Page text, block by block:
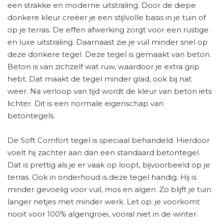
een strakke en moderne uitstraling. Door de diepe
donkere kleur creëer je een stijlvolle basis in je tuin of
op je terras. De effen afwerking zorgt voor een rustige
en luxe uitstraling. Daarnaast zie je vuil minder snel op
deze donkere tegel. Deze tegel is gemaakt van beton.
Beton is van zichzelf wat ruw, waardoor je extra grip
hebt. Dat maakt de tegel minder glad, ook bij nat
weer. Na verloop van tijd wordt de kleur van beton iets
lichter. Dit is een normale eigenschap van
betontegels.
De Soft Comfort tegel is speciaal behandeld. Hierdoor
voelt hij zachter aan dan een standaard betontegel.
Dat is prettig als je er vaak op loopt, bijvoorbeeld op je
terras. Ook in onderhoud is deze tegel handig. Hij is
minder gevoelig voor vuil, mos en algen. Zo blijft je tuin
langer netjes met minder werk. Let op: je voorkomt
nooit voor 100% algengroei, vooral niet in de winter.